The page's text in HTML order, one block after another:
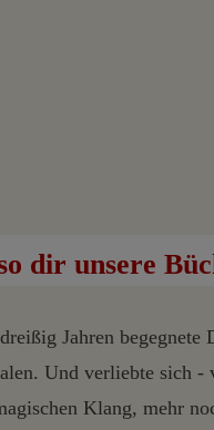
dir unsere
Jahren
Und verliebte sich
Klang, mehr